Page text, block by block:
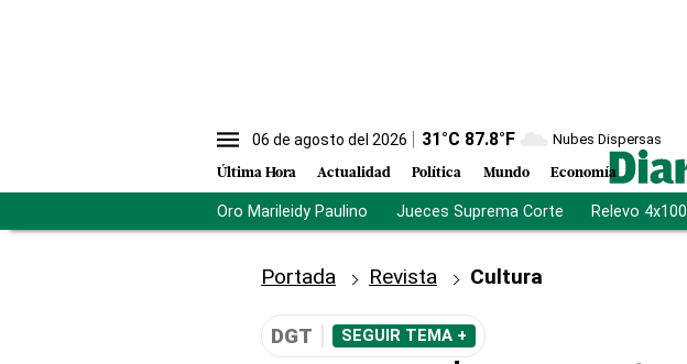
06 de agosto del 2026 31 °C 87.8°F Nubes Dispersas
Última Hora Actualidad Política Mundo Economía
Oro Marileidy Paulino Jueces Suprema Corte Relevo 4x100
Portada Revista Cultura
DGT SEGUIR TEMA +